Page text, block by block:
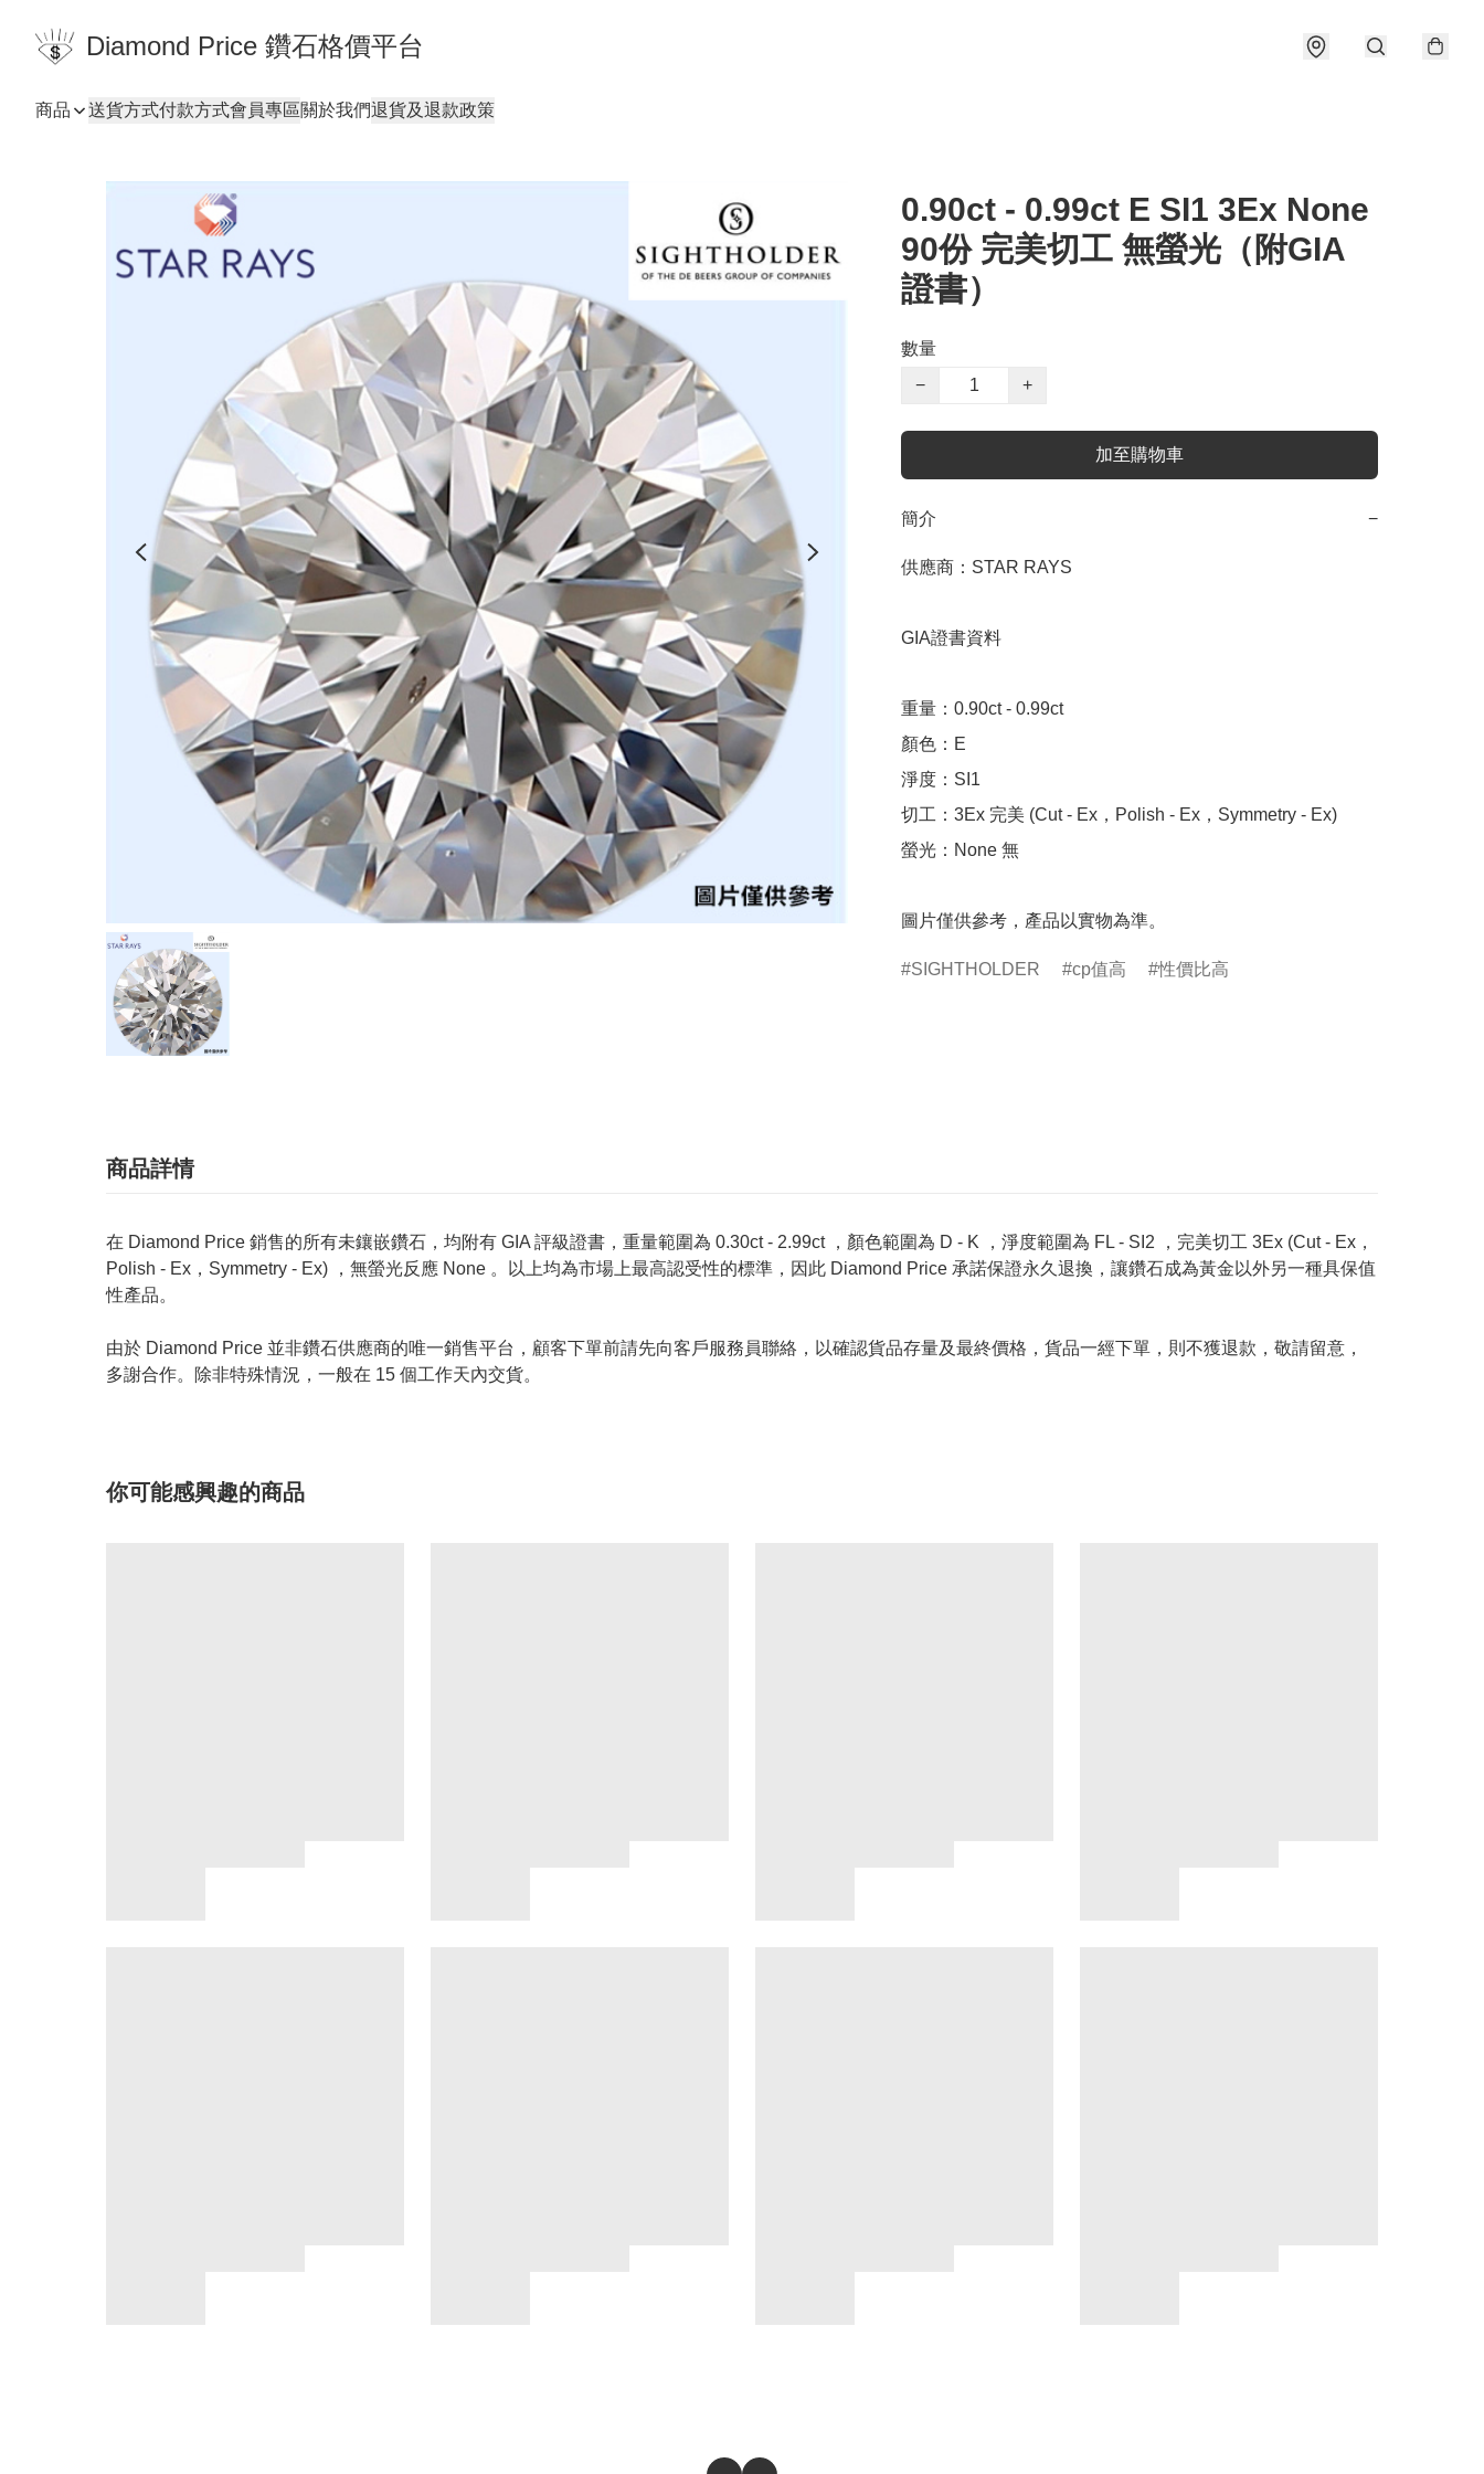
Diamond Price 鑽石格價平台
商品 送貨方式付款方式會員專區關於我們退貨及退款政策
0.90ct - 0.99ct E SI1 3Ex None
90份 完美切工 無螢光（附GIA
證書）
數量
−
+
加至購物車
簡介 −
供應商：STAR RAYS
GIA證書資料
重量：0.90ct - 0.99ct
顏色：E
淨度：SI1
切工：3Ex 完美 (Cut - Ex，Polish - Ex，Symmetry - Ex)
螢光：None 無
圖片僅供參考，產品以實物為準。
SIGHTHOLDER cp值高 性價比高
商品詳情
在 Diamond Price 銷售的所有未鑲嵌鑽石，均附有 GIA 評級證書，重量範圍為 0.30ct - 2.99ct ，顏色範圍為 D - K ，淨度範圍為 FL - SI2 ，完美切工 3Ex (Cut - Ex，
Polish - Ex，Symmetry - Ex) ，無螢光反應 None 。以上均為市場上最高認受性的標準，因此 Diamond Price 承諾保證永久退換，讓鑽石成為黃金以外另一種具保值
性產品。
由於 Diamond Price 並非鑽石供應商的唯一銷售平台，顧客下單前請先向客戶服務員聯絡，以確認貨品存量及最終價格，貨品一經下單，則不獲退款，敬請留意，
多謝合作。除非特殊情況，一般在 15 個工作天內交貨。
你可能感興趣的商品